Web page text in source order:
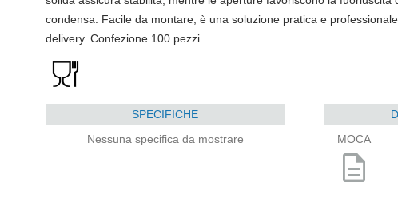
condensa. Facile da montare, è una soluzione pratica e
delivery. Confezione 100 pezzi.
SPECIFICHE
Nessuna specifica da mostrare
MOCA
description